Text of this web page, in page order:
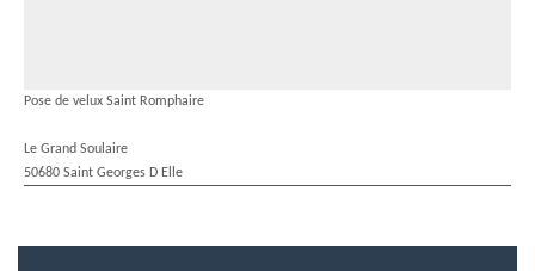
Pose de velux Saint Romphaire
Le Grand Soulaire
50680 Saint Georges D Elle